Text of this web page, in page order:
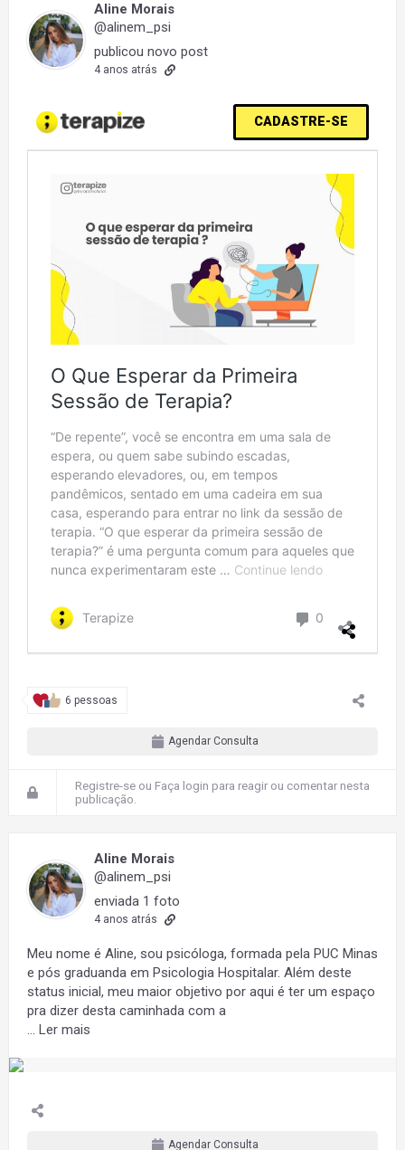
Aline Morais
@alinem_psi
publicou novo post
4 anos atrás
6 pessoas
Agendar Consulta
Registre-se ou Faça login para reagir ou comentar nesta
publicação.
Aline Morais
@alinem_psi
enviada 1 foto
4 anos atrás
Meu nome é Aline, sou psicóloga, formada pela PUC Minas
e pós graduanda em Psicologia Hospitalar. Além deste
status inicial, meu maior objetivo por aqui é ter um espaço
pra dizer desta caminhada com a
… Ler mais
Agendar Consulta